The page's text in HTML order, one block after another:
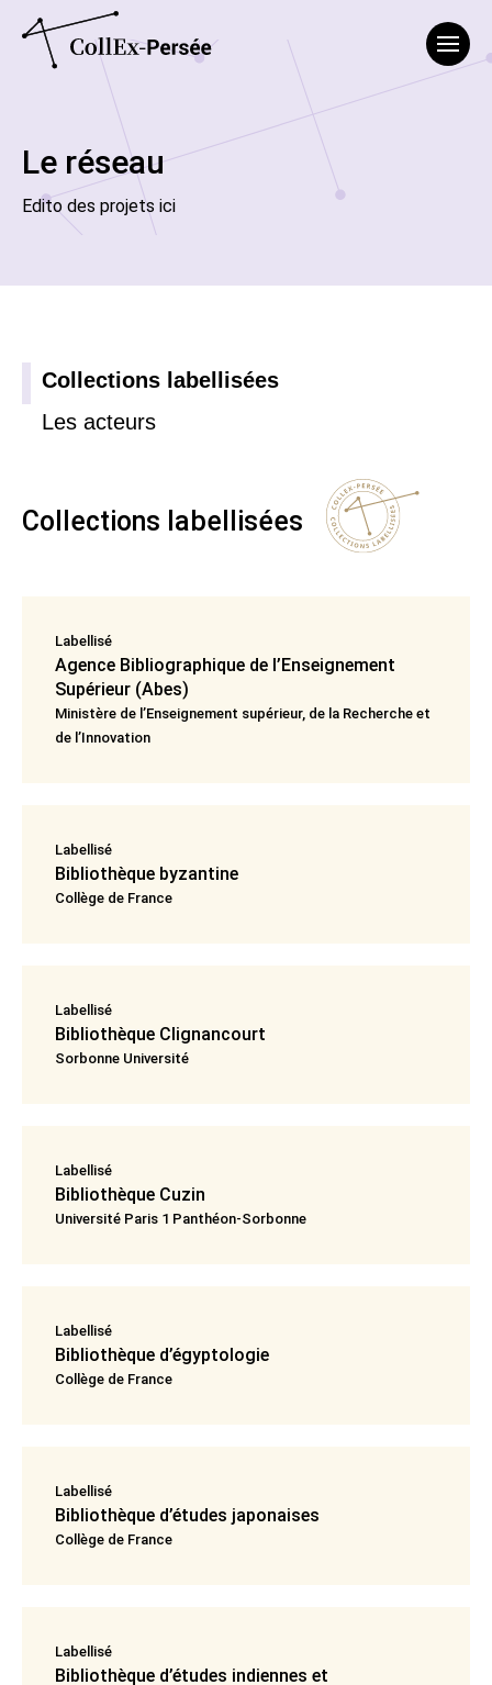
Le réseau
Edito des projets ici
Collections labellisées
Les acteurs
Collections labellisées
Labellisé
Agence Bibliographique de l’Enseignement
Supérieur (Abes)
Ministère de lʼEnseignement supérieur, de la Recherche et
de lʼInnovation
Labellisé
Bibliothèque byzantine
Collège de France
Labellisé
Bibliothèque Clignancourt
Sorbonne Université
Labellisé
Bibliothèque Cuzin
Université Paris 1 Panthéon-Sorbonne
Labellisé
Bibliothèque d’égyptologie
Collège de France
Labellisé
Bibliothèque d’études japonaises
Collège de France
Labellisé
Bibliothèque d’études indiennes et